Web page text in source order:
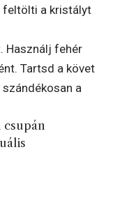
feltölti a kristályt
Használj fehér
Tartsd a követ
a